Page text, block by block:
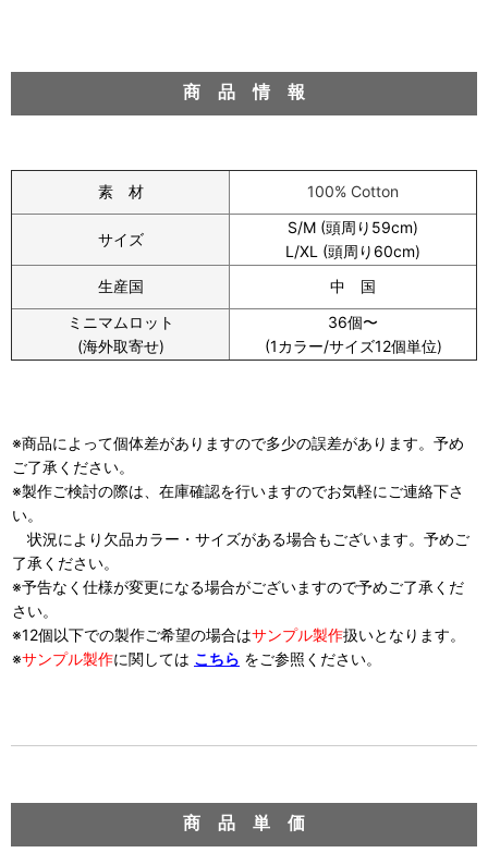
商 品 情 報
素 材 100% Cotton
サイズ
S/M (頭周り59cm)
L/XL (頭周り60cm)
生産国
中 国
ミニマムロット
(海外取寄せ)
36個〜
(1カラー/サイズ12個単位)
※商品によって個体差がありますので多少の誤差があります。予め
ご了承ください。
※製作ご検討の際は、在庫確認を行いますのでお気軽にご連絡下さ
い。
状況により欠品カラー・サイズがある場合もございます。予めご
了承ください。
※予告なく仕様が変更になる場合がございますので予めご了承くだ
さい。
※12個以下での製作ご希望の場合はサンプル製作扱いとなります。
※サンプル製作に関しては こちら をご参照ください。
商 品 単 価